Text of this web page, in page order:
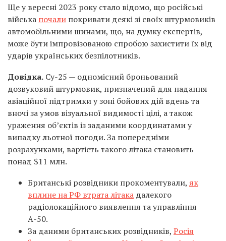
Ще у вересні 2023 року стало відомо, що російські
війська почали покривати деякі зі своїх штурмовиків
автомобільними шинами, що, на думку експертів,
може бути імпровізованою спробою захистити їх від
ударів українських безпілотників.
Довідка. Су-25 — одномісний броньований
дозвуковий штурмовик, призначений для надання
авіаційної підтримки у зоні бойових дій вдень та
вночі за умов візуальної видимості цілі, а також
ураження об’єктів із заданими координатами у
випадку льотної погоди. За попередніми
розрахунками, вартість такого літака становить
понад $11 млн.
Британські розвідники прокоментували, як
вплине на РФ втрата літака далекого
радіолокаційного виявлення та управління
А-50.
За даними британських розвідників, Росія